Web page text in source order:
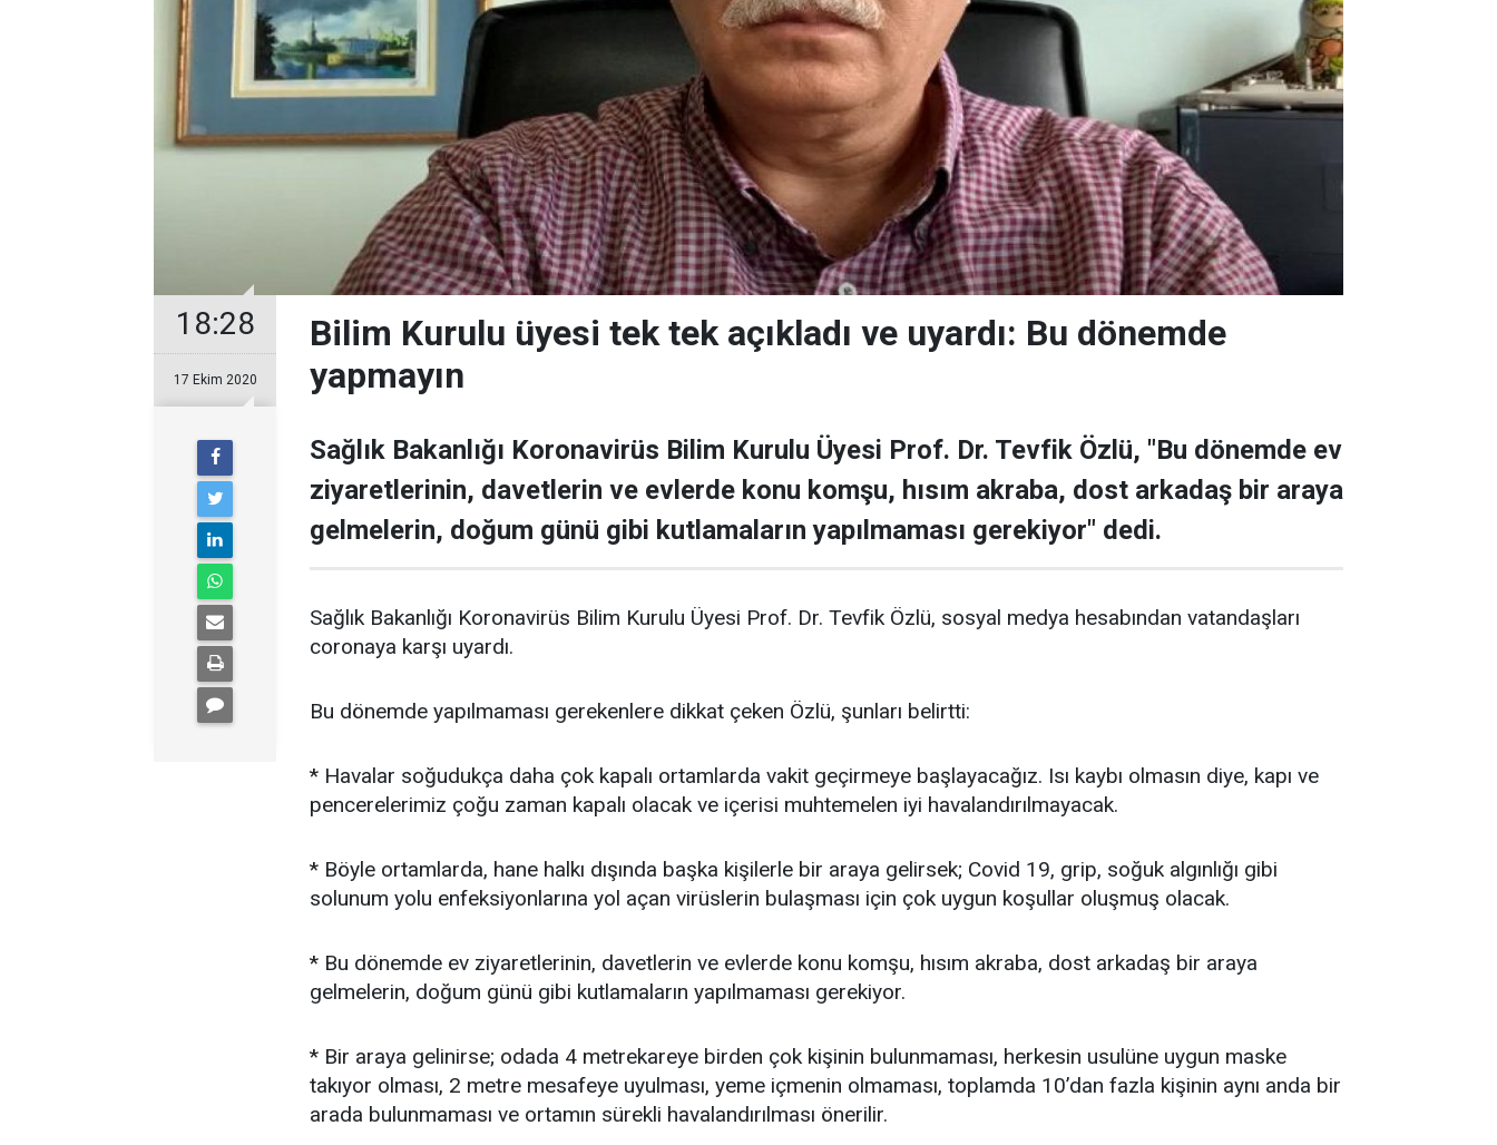
18:28
17 Ekim 2020
Bilim Kurulu üyesi tek tek açıkladı ve uyardı: Bu dönemde
yapmayın
Sağlık Bakanlığı Koronavirüs Bilim Kurulu Üyesi Prof. Dr. Tevfik Özlü, "Bu dönemde ev
ziyaretlerinin, davetlerin ve evlerde konu komşu, hısım akraba, dost arkadaş bir araya
gelmelerin, doğum günü gibi kutlamaların yapılmaması gerekiyor" dedi.
Sağlık Bakanlığı Koronavirüs Bilim Kurulu Üyesi Prof. Dr. Tevfik Özlü, sosyal medya hesabından vatandaşları
coronaya karşı uyardı.
Bu dönemde yapılmaması gerekenlere dikkat çeken Özlü, şunları belirtti:
* Havalar soğudukça daha çok kapalı ortamlarda vakit geçirmeye başlayacağız. Isı kaybı olmasın diye, kapı ve
pencerelerimiz çoğu zaman kapalı olacak ve içerisi muhtemelen iyi havalandırılmayacak.
* Böyle ortamlarda, hane halkı dışında başka kişilerle bir araya gelirsek; Covid 19, grip, soğuk algınlığı gibi
solunum yolu enfeksiyonlarına yol açan virüslerin bulaşması için çok uygun koşullar oluşmuş olacak.
* Bu dönemde ev ziyaretlerinin, davetlerin ve evlerde konu komşu, hısım akraba, dost arkadaş bir araya
gelmelerin, doğum günü gibi kutlamaların yapılmaması gerekiyor.
* Bir araya gelinirse; odada 4 metrekareye birden çok kişinin bulunmaması, herkesin usulüne uygun maske
takıyor olması, 2 metre mesafeye uyulması, yeme içmenin olmaması, toplamda 10’dan fazla kişinin aynı anda bir
arada bulunmaması ve ortamın sürekli havalandırılması önerilir.